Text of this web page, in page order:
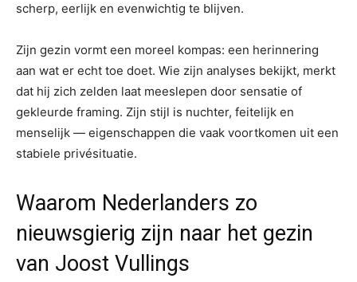
scherp, eerlijk en evenwichtig te blijven.
Zijn gezin vormt een moreel kompas: een herinnering
aan wat er echt toe doet. Wie zijn analyses bekijkt, merkt
dat hij zich zelden laat meeslepen door sensatie of
gekleurde framing. Zijn stijl is nuchter, feitelijk en
menselijk — eigenschappen die vaak voortkomen uit een
stabiele privésituatie.
Waarom Nederlanders zo
nieuwsgierig zijn naar het gezin
van Joost Vullings